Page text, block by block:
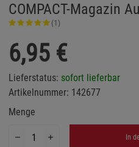
COMPACT-Magazin
(1)
6,95 €
Lieferstatus: sofort lieferbar
Artikelnummer: 142677
Menge
In